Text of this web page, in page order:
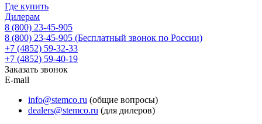
Где купить
Дилерам
8 (800) 23-45-905
8 (800) 23-45-905 (Бесплатный звонок по России)
+7 (4852) 59-32-33
+7 (4852) 59-40-19
Заказать звонок
E-mail
info@stemco.ru (общие вопросы)
dealers@stemco.ru (для дилеров)